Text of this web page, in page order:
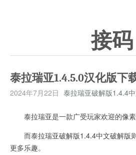
接码
泰拉瑞亚1.4.5.0汉化版下
2024年7月22日 泰拉瑞亚破解版1.4.4
泰拉瑞亚是一款广受玩家欢迎的像素
而泰拉瑞亚破解版1.4.4中文破解版
更多乐趣。